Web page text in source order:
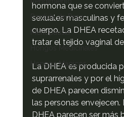
Perdida de Peso
Menopausia
Hongos Medicinales
Hongos Mágicos
hormona que se
sexuales masculinas y
cuerpo. La DHEA
tratar el tejido vaginal
La DHEA es producida
suprarrenales y por el
de DHEA parecen
las personas envejecen.
DHEA parecen ser más